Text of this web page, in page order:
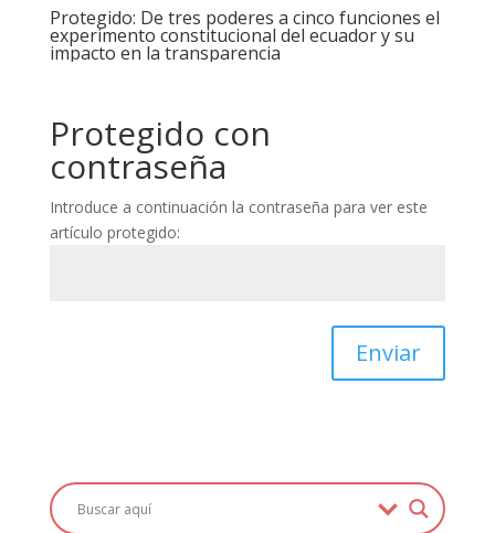
Protegido: De tres poderes a cinco funciones el
experimento constitucional del ecuador y su
impacto en la transparencia
Protegido con
contraseña
Introduce a continuación la contraseña para ver este
artículo protegido:
Enviar